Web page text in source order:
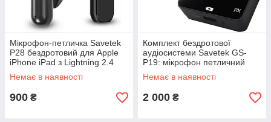
Мікрофон-петличка Savetek
P28 бездротовий для Apple
iPhone iPad з Lightning 2.4
ГГц GoodPlace -worry-free-
shopping-
Немає в наявності
900 ₴
Комплект бездротової
аудіосистеми Savetek GS-
P19: мікрофон петличний
для камери, смартфона 2.4
ГГц GoodPlace -worry-free-
Немає в наявності
2 000 ₴